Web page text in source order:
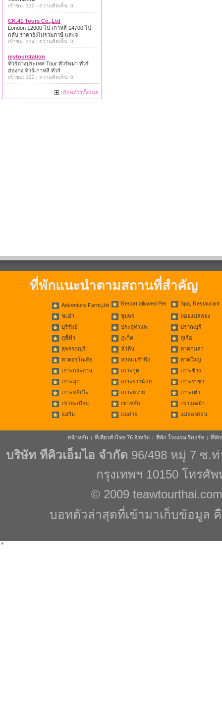
เข้าชม: 120 | ความคิดเห็น: 0
CK.41 Tours Co.,Ltd
London 12000 ไป เกาหลี 14700 ไป
กลับ ราคายังไม่รวมภาษี และจ
เข้าชม: 114 | ความคิดเห็น: 0
mytourstation
ทัวร์ต่างประเทศ Tour ทัวร์พม่า ทัวร์
ฮ่องกง ทัวร์เกาหลี ทัวร์
เข้าชม: 122 | ความคิดเห็น: 0
บริษัททัวร์ทั้งหมด
ที่พักแนะนำตามสถานที่สำคัญ
Adventure,Farm,แพ Resort allowed Pet Spa, Restaurant
ชะอำ ชุมพร
ดอยแม่สลอง
บุรีรัมย์
ประตูท่าแพ
ปราณบุรี
ภูชี้ฟ้า
ภูเก็ต
ภูเรือ
สุพรรณบุรี
หัวหิน
หาดกมลา
หาดอรุโณทัย
หาดแม่รำพึง
หาดใหญ่
เกาะกระดาน
เกาะกูด
เกาะช้าง
เกาะมุก
เกาะยาวน้อย
เกาะราชา
เกาะหลีเป๊ะ
เกาะหวาย
เกาะเต่า
เขาตะเกียบ
เขาหลัก
เขาแผงม้า
แม่ริม
แม่สาย แม่ฮ่องสอน
หน้าหลัก | ที่เที่ยวทั่วไทย 76 จังหวัด | ที่พัก โรงแรม รีสอร์ท | ที่พัก
บริษัท ทีคิวเอ็มไอ จำกัด 96/498 หมู่ 7 ซ.
กรุงเทพฯ 10150 โทรศั
© 2009 teawtourthai.com
บอทตัวล่าสุดที่เข้ามาเก็บข้อมูล คื